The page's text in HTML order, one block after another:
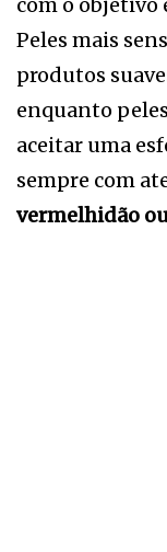
Peles mais
produtos
enquanto
aceitar uma
sempre com
vermelhidão